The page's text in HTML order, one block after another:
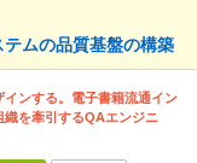
ムの品質基盤の構築
インする。電子書籍流通イン
織を牽引するQAエンジニ